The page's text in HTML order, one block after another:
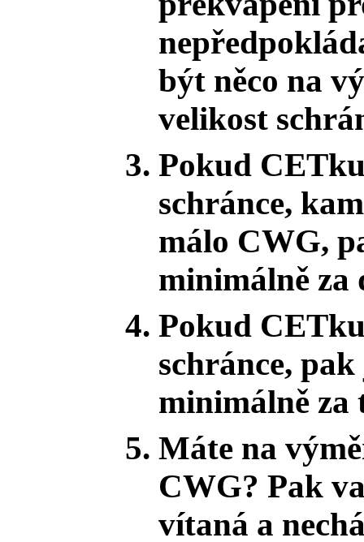
být něco na
velikost
Pokud
schránce,
málo CWG,
minimálně za
Pokud
schránce,
minimálně
Máte na
CWG? Pak
vítaná a